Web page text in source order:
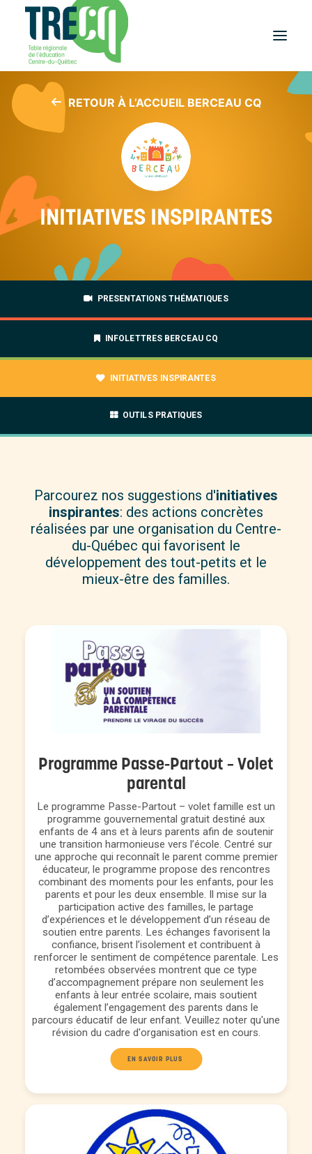
Réussite
éducative
Événements
et activités
Équilibre
études-travail
au Centre-du-Québec
et publications
À propos
RETOUR À L’ACCUEIL BERCEAU CQ
INITIATIVES INSPIRANTES
PRESENTATIONS THÉMATIQUES
INFOLETTRES BERCEAU CQ
INITIATIVES INSPIRANTES
OUTILS PRATIQUES
Parcourez nos suggestions d'initiatives
inspirantes: des actions concrètes
réalisées par une organisation du Centre-
du-Québec qui favorisent le
développement des tout-petits et le
mieux-être des familles.
Programme Passe-Partout – Volet
parental
Le programme Passe-Partout – volet famille est un
programme gouvernemental gratuit destiné aux
enfants de 4 ans et à leurs parents afin de soutenir
une transition harmonieuse vers l’école. Centré sur
une approche qui reconnaît le parent comme premier
éducateur, le programme propose des rencontres
combinant des moments pour les enfants, pour les
parents et pour les deux ensemble. Il mise sur la
participation active des familles, le partage
d’expériences et le développement d’un réseau de
soutien entre parents. Les échanges favorisent la
confiance, brisent l’isolement et contribuent à
renforcer le sentiment de compétence parentale. Les
retombées observées montrent que ce type
d’accompagnement prépare non seulement les
enfants à leur entrée scolaire, mais soutient
également l’engagement des parents dans le
parcours éducatif de leur enfant. Veuillez noter qu'une
révision du cadre d'organisation est en cours.
EN SAVOIR PLUS